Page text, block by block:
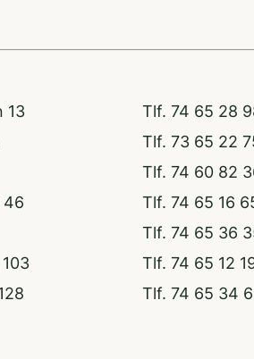
13
Tlf. 74 65 28
Tlf. 73 65 22
Tlf. 74 60 82
46
Tlf. 74 65 16
Tlf. 74 65 36
Tlf. 74 65 12
Tlf. 74 65 34